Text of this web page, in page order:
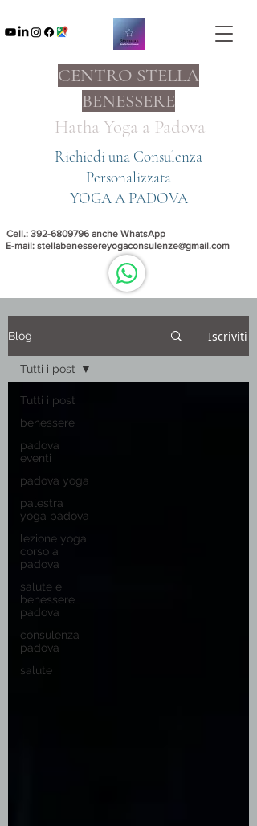
Cell.: 392-6809796 anche WhatsApp
E-mail: stellabenessereyogaconsulenze@gmail.com
CENTRO STELLA
BENESSERE
Hatha Yoga a Padova
Richiedi una Consulenza
Personalizzata
YOGA A PADOVA
Blog Iscriviti
Tutti i post
benessere
padova
eventi
padova yoga
palestra
yoga padova
lezione yoga
corso a
padova
salute e
benessere
padova
consulenza
padova
salute
Tutti i post